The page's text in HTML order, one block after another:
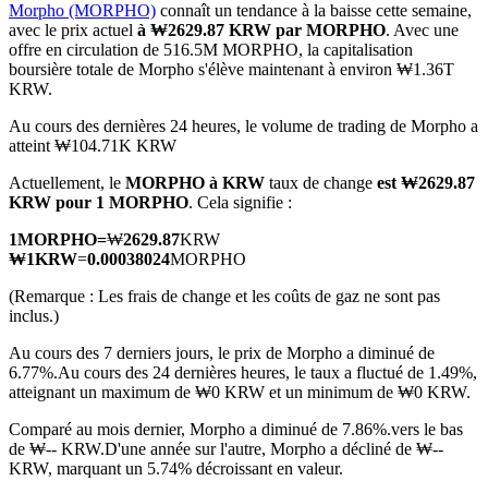
Futures COIN-M
Contrats à terme sur crypto-monnaie
TradFi
Produits dérivés sur actions, forex, métaux précieux et matières
premières
Futures USDC
Futures utilisant l'USDC comme garantie
Morpho (MORPHO) connaît un tendance à la baisse cette semaine,
avec le prix actuel à ₩2629.87 KRW par MORPHO. Avec une
offre en circulation de 516.5M MORPHO, la capitalisation
boursière totale de Morpho s'élève maintenant à environ ₩1.36T
KRW.
Au cours des dernières 24 heures, le volume de trading de Morpho a
atteint ₩104.71K KRW
Actuellement, le MORPHO à KRW taux de change est ₩2629.87
KRW pour 1 MORPHO. Cela signifie :
1MORPHO=₩2629.87KRW
₩1KRW=0.00038024MORPHO
(Remarque : Les frais de change et les coûts de gaz ne sont pas
inclus.)
Au cours des 7 derniers jours, le prix de Morpho a diminué de
6.77%.Au cours des 24 dernières heures, le taux a fluctué de 1.49%,
atteignant un maximum de ₩0 KRW et un minimum de ₩0 KRW.
Comparé au mois dernier, Morpho a diminué de 7.86%.vers le bas
de ₩-- KRW.D'une année sur l'autre, Morpho a décliné de ₩--
KRW, marquant un 5.74% décroissant en valeur.